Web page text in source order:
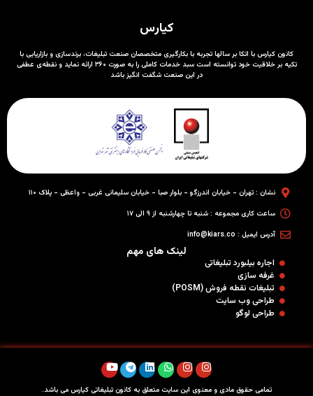
کیارس
کانون کیارس با اتکا بر سالها تجربه با بکارگیری متخصصان صنعت تبلیغات، برندسازی و بازاریابی با
تکیه بر خلاقیت خود توانسته است سبد خدمات کاملی را به صورت ۳۶۰ ارائه نماید و نقطه‌ی عطفی
در این صنعت شگفت انگیز باشد
نشان : تهران - خیابان اندرزگو - بلوار صبا - خیابان سلیمانی غربی - واعظی - پلاک ۱۱۰
ساعت کاری مجموعه : شنبه تا چهارشنبه از ۹ الی ۱۷
آدرس ایمیل : info@kiars.co
لینک های مهم
اجاره بیلبورد تبلیغاتی
غرفه سازی
تبلیغات نقطه فروش (POSM)
طراحی وب سایت
طراحی لوگو
تمامی حقوق مادی و معنوی این سایت متعلق به کانون تبلیغاتی کیارس می باشد.